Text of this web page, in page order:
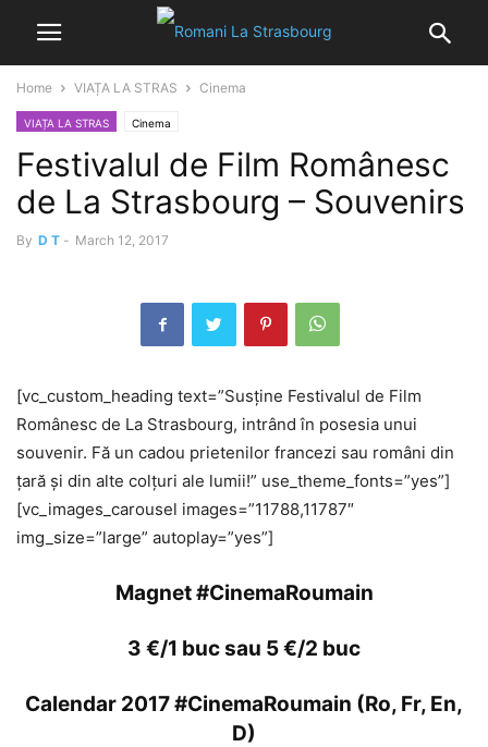
Home VIAȚA LA STRAS Cinema
VIAȚA LA STRAS Cinema
Festivalul de Film Românesc
de La Strasbourg – Souvenirs
By D T - March 12, 2017
[vc_custom_heading text=”Susține Festivalul de Film
Românesc de La Strasbourg, intrând în posesia unui
souvenir. Fă un cadou prietenilor francezi sau români din
țară și din alte colțuri ale lumii!” use_theme_fonts=”yes”]
[vc_images_carousel images=”11788,11787″
img_size=”large” autoplay=”yes”]
Magnet #CinemaRoumain
3 €/1 buc sau 5 €/2 buc
Calendar 2017 #CinemaRoumain (Ro, Fr, En,
D)